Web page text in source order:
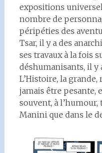
expositions
nombre de
péripéties des
Tsar, il y a des
ses travaux à la fois
déshumanisants, il y
L’Histoire, la
jamais être pesante,
souvent, à l’humour,
Manini que dans le